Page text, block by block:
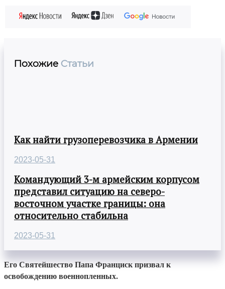
Похожие Статьи
Как найти грузоперевозчика в Армении
2023-05-31
Командующий 3-м армейским корпусом
представил ситуацию на северо-
восточном участке границы: она
относительно стабильна
2023-05-31
Его Святейшество Папа Франциск призвал к
освобождению военнопленных.